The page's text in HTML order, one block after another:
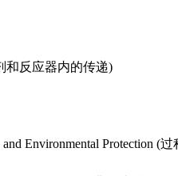
和反应器内的传递)
and Environmental